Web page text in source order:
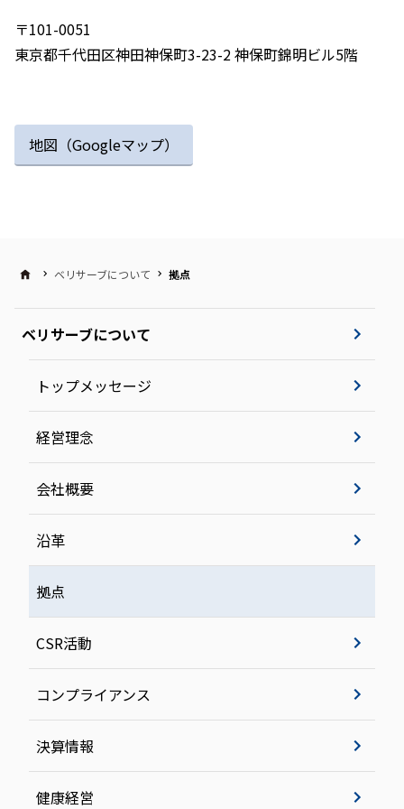
〒101-0051
東京都千代田区神田神保町3-23-2 神保町錦明ビル5階
地図（Googleマップ）
ベリサーブについて 拠点
ベリサーブについて
トップメッセージ
経営理念
会社概要
沿革
拠点
CSR活動
コンプライアンス
決算情報
健康経営